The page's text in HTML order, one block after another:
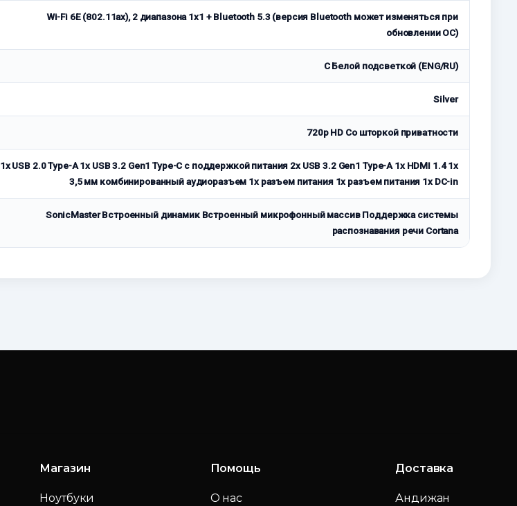
Wi-Fi 6E (802.11ax), 2 диапазона 1х1 + Bluetooth 5.3 (версия Bluetooth может изменяться при
обновлении ОС)
С Белой подсветкой (ENG/RU)
Silver
720p HD Со шторкой приватности
1x USB 2.0 Type-A 1x USB 3.2 Gen1 Type-C с поддержкой питания 2x USB 3.2 Gen1 Type-A 1x HDMI 1.4 1x
3,5 мм комбинированный аудиоразъем 1x разъем питания 1x разъем питания 1x DC-in
SonicMaster Встроенный динамик Встроенный микрофонный массив Поддержка системы
распознавания речи Cortana
Магазин
Ноутбуки
Помощь
О нас
Доставка
Андижан